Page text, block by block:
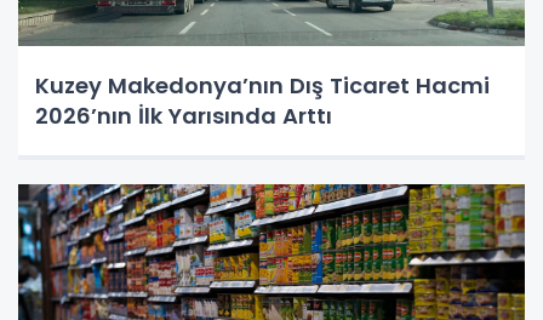
Kuzey Makedonya’nın Dış Ticaret Hacmi
2026’nın İlk Yarısında Arttı